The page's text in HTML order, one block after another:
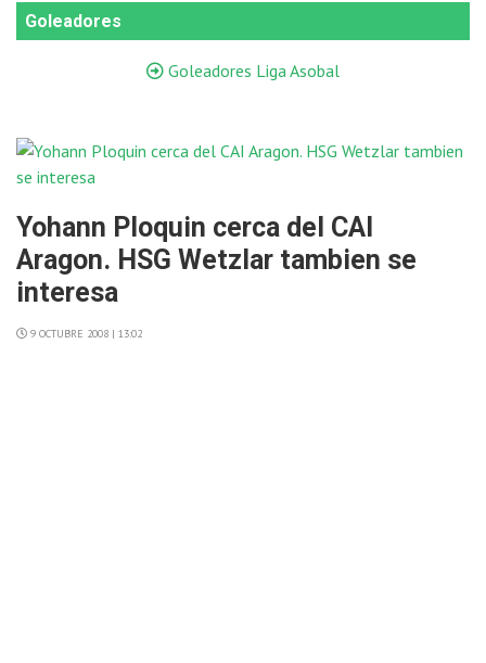
Yohann Ploquin cerca del CAI
Aragon. HSG Wetzlar tambien se
interesa
9 OCTUBRE 2008 | 13:02
Goleadores
Goleadores Liga Asobal